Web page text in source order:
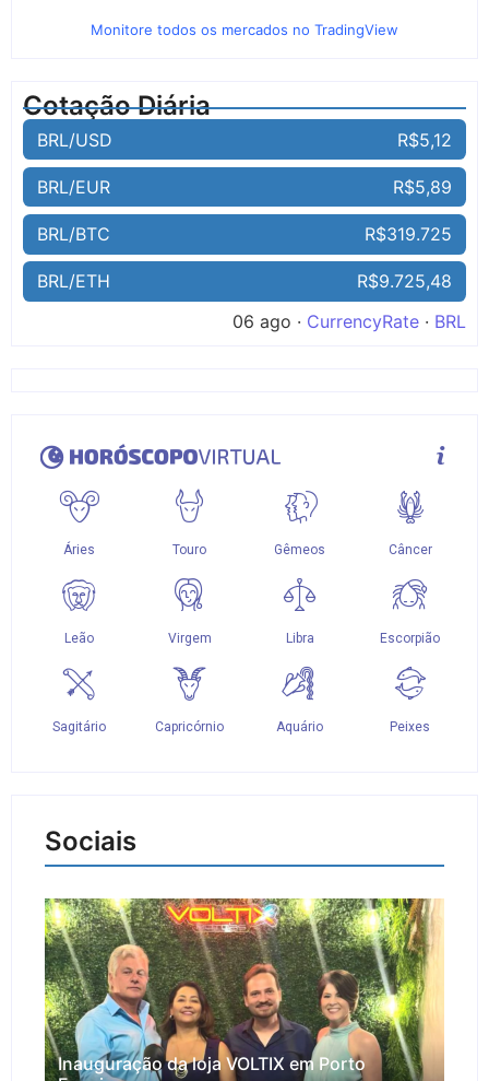
Monitore todos os mercados no TradingView
Cotação Diária
BRL/USD R$5,12
BRL/EUR R$5,89
BRL/BTC R$319.725
BRL/ETH
R$9.725,48
06 ago · CurrencyRate · BRL
Sociais
Inauguração da loja VOLTIX em Porto